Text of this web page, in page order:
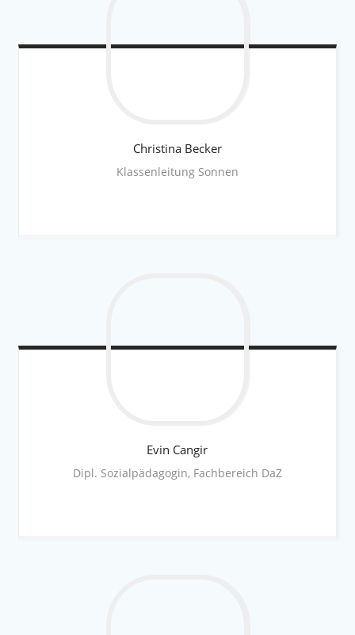
Christina Becker
Klassenleitung Sonnen
Evin Cangir
Dipl. Sozialpädagogin, Fachbereich DaZ